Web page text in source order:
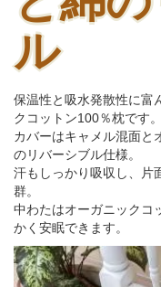
ル
保温性と吸水発散性に富
クコットン100％枕です。
カバーはキャメル混面と
のリバーシブル仕様。
汗もしっかり吸収し、片
群。
中わたはオーガニックコ
かく安眠できます。